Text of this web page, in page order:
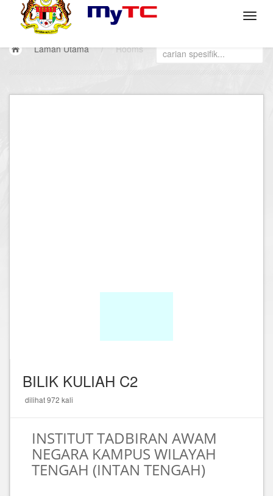
Laman Utama / Rooms
BILIK KULIAH C2
dilihat 972 kali
INSTITUT TADBIRAN AWAM
NEGARA KAMPUS WILAYAH
TENGAH (INTAN TENGAH)